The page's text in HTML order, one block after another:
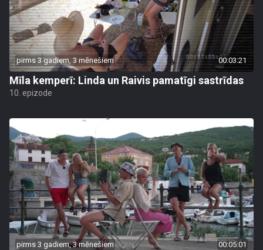
pirms 3 gadiem, 3 mēnešiem 00:03:21
Mīla kemperī: Linda un Raivis pamatīgi sastrīdas
10. epizode
pirms 3 gadiem, 3 mēnešiem 00:05:01